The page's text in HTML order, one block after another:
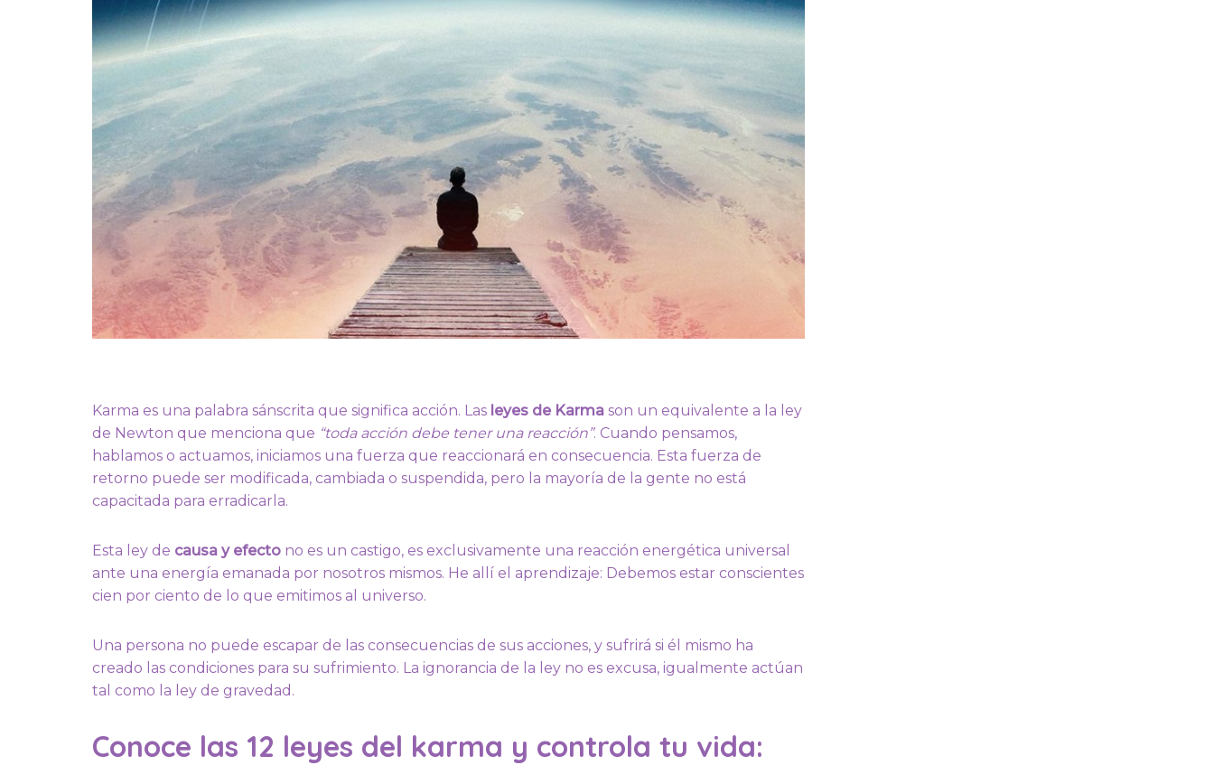
Karma es una palabra sánscrita que significa acción. Las leyes de Karma son un equivalente a la ley
de Newton que menciona que “toda acción debe tener una reacción”. Cuando pensamos,
hablamos o actuamos, iniciamos una fuerza que reaccionará en consecuencia. Esta fuerza de
retorno puede ser modificada, cambiada o suspendida, pero la mayoría de la gente no está
capacitada para erradicarla.
Esta ley de causa y efecto no es un castigo, es exclusivamente una reacción energética universal
ante una energía emanada por nosotros mismos. He allí el aprendizaje: Debemos estar conscientes
cien por ciento de lo que emitimos al universo.
Una persona no puede escapar de las consecuencias de sus acciones, y sufrirá si él mismo ha
creado las condiciones para su sufrimiento. La ignorancia de la ley no es excusa, igualmente actúan
tal como la ley de gravedad.
Conoce las 12 leyes del karma y controla tu vida: